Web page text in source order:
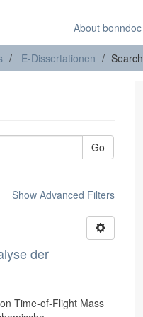
About bonndoc
E-Dissertationen Search
Go
Show Advanced Filters
der
Time-of-Flight Mass